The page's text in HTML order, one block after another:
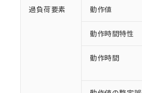
過負荷要素 動作値
動作時間特性
動作時間